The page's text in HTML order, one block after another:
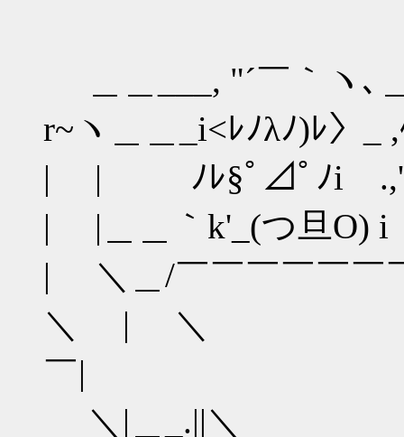
＿＿___, "´￣｀ヽ､
r~ヽ＿＿_i<ﾚﾉλﾉ)ﾚ〉_
| | ﾉﾚ§ﾟ⊿ﾟﾉiゝ
| |＿＿｀k'_(つ旦
| ＼＿/￣￣￣￣￣￣
＼ |
￣|
＼|＿